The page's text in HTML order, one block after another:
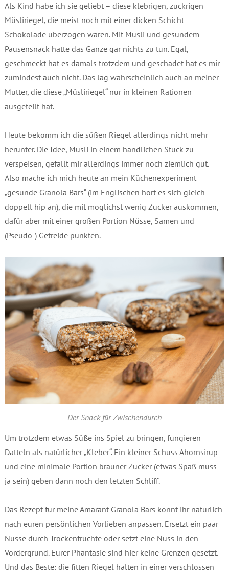
Als Kind habe ich sie geliebt – diese klebrigen, zuckrigen
Müsliriegel, die meist noch mit einer dicken Schicht
Schokolade überzogen waren. Mit Müsli und gesundem
Pausensnack hatte das Ganze gar nichts zu tun. Egal,
geschmeckt hat es damals trotzdem und geschadet hat es mir
zumindest auch nicht. Das lag wahrscheinlich auch an meiner
Mutter, die diese „Müsliriegel“ nur in kleinen Rationen
ausgeteilt hat.
Heute bekomm ich die süßen Riegel allerdings nicht mehr
herunter. Die Idee, Müsli in einem handlichen Stück zu
verspeisen, gefällt mir allerdings immer noch ziemlich gut.
Also mache ich mich heute an mein Küchenexperiment
„gesunde Granola Bars“ (im Englischen hört es sich gleich
doppelt hip an), die mit möglichst wenig Zucker auskommen,
dafür aber mit einer großen Portion Nüsse, Samen und
(Pseudo-) Getreide punkten.
Der Snack für Zwischendurch
Um trotzdem etwas Süße ins Spiel zu bringen, fungieren
Datteln als natürlicher „Kleber“. Ein kleiner Schuss Ahornsirup
und eine minimale Portion brauner Zucker (etwas Spaß muss
ja sein) geben dann noch den letzten Schliff.
Das Rezept für meine Amarant Granola Bars könnt ihr natürlich
nach euren persönlichen Vorlieben anpassen. Ersetzt ein paar
Nüsse durch Trockenfrüchte oder setzt eine Nuss in den
Vordergrund. Eurer Phantasie sind hier keine Grenzen gesetzt.
Und das Beste: die fitten Riegel halten in einer verschlossen